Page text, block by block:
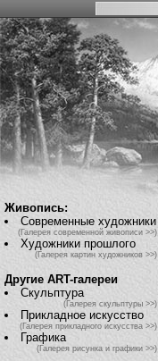
Живопись:
Современные художники
(Галерея современной живописи >>)
Художники прошлого
(Галерея картин художников >>)
Другие ART-галереи
Скульптура
(Галерея скульптуры >>)
Прикладное искусство
(Галерея прикладного искусства >>)
Графика
(Галерея рисунка и графики >>)